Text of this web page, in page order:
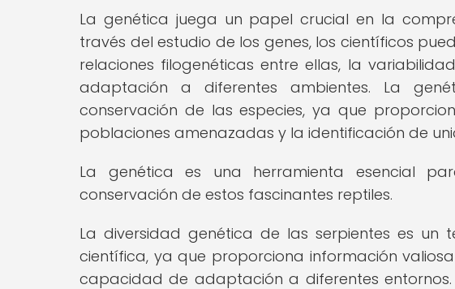
La genética juega un papel crucial en la
través del estudio de los genes, los científicos
relaciones filogenéticas entre ellas, la
adaptación a diferentes ambientes. La
conservación de las especies, ya que
poblaciones amenazadas y la identificación de
La genética es una herramienta esencial
conservación de estos fascinantes reptiles.
La diversidad genética de las serpientes es
científica, ya que proporciona información
capacidad de adaptación a diferentes